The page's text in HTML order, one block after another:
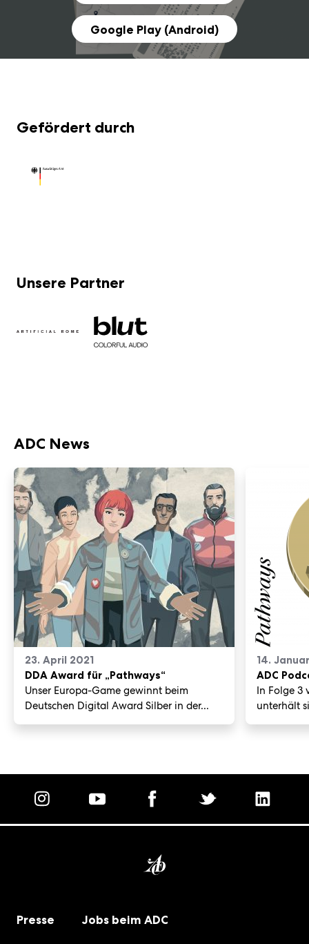
Google Play (Android)
Gefördert durch
Unsere Partner
ADC News
23. April 2021
DDA Award für „Pathways“
Unser Europa-Game gewinnt beim
Deutschen Digital Award Silber in der...
14.
ADC
In Folge 3
unterhält
Homepage
Presse Jobs beim ADC